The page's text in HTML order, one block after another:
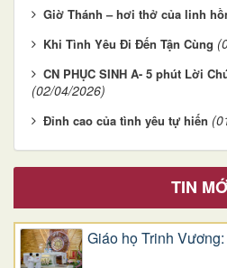
Giờ Thánh – hơi thở của linh
Khi Tình Yêu Đi Đến Tận Cùng
CN PHỤC SINH A- 5 phút Lời
(02/04/2026)
Đỉnh cao của tình yêu tự hiến
TIN
Giáo họ Trinh